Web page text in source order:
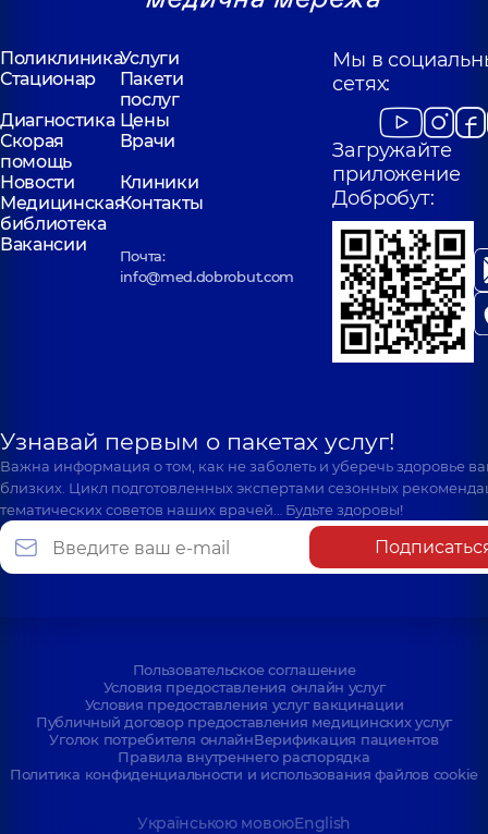
ПоликлиникаУслуги
Стационар
Пакети
послуг
Диагностика Цены
Скорая
помощь
Врачи
Новости
Клиники
Медицинская
библиотека
Контакты
Вакансии
Почта:
info@med.dobrobut.com
Мы в
сетях:
Загружайте
приложение
Добробут:
Узнавай первым о пакетах услуг!
Важна информация о том, как не заболеть и уберечь здоровье
близких. Цикл подготовленных экспертами сезонных
тематических советов наших врачей… Будьте здоровы!
Пользовательское соглашение
Условия предоставления онлайн услуг
Условия предоставления услуг вакцинации
Публичный договор предоставления медицинских услуг
Уголок потребителя онлайнВерификация пациентов
Правила внутреннего распорядка
Политика конфиденциальности и использования файлов cookie
Українською мовоюEnglish